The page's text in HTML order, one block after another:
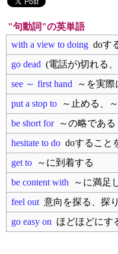
"句動詞"の英単語
with a view to doing doす
go dead (電話が)切れる
see ～ first hand ～を実際
put a stop to ～止める、
be short for～の略である
hesitate to do doすること
get to ～に到着する
be content with ～に満足
feel out 意向を探る、探
go easy on ほどほどにす